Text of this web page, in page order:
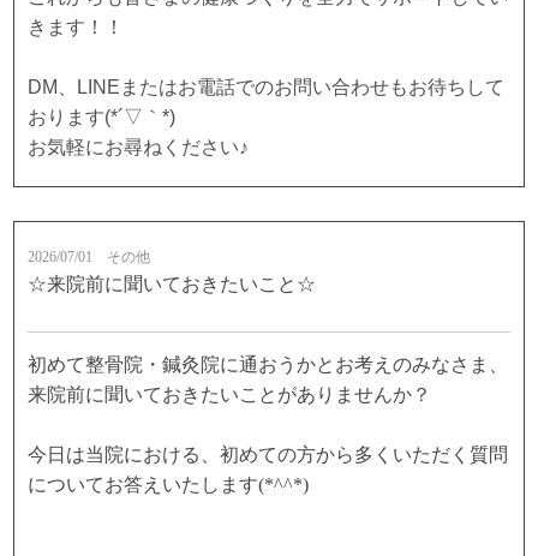
きます！！
DM、LINEまたはお電話でのお問い合わせもお待ちして
おります(*´▽｀*)
お気軽にお尋ねください♪
2026/07/01 その他
☆来院前に聞いておきたいこと☆
初めて整骨院・鍼灸院に通おうかとお考えのみなさま、
来院前に聞いておきたいことがありませんか？
今日は当院における、初めての方から多くいただく質問
についてお答えいたします(*^^*)